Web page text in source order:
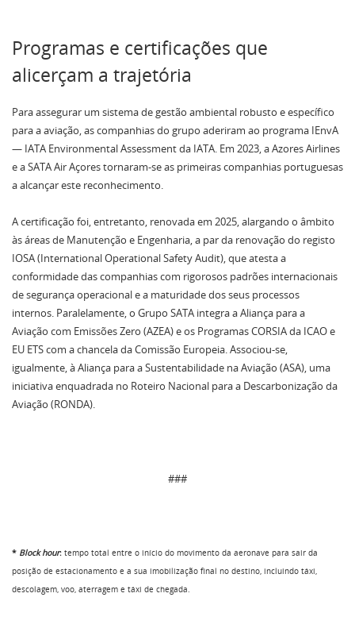
Programas e certificações que
alicerçam a trajetória
Para assegurar um sistema de gestão ambiental robusto e específico
para a aviação, as companhias do grupo aderiram ao programa IEnvA
— IATA Environmental Assessment da IATA. Em 2023, a Azores Airlines
e a SATA Air Açores tornaram-se as primeiras companhias portuguesas
a alcançar este reconhecimento.
A certificação foi, entretanto, renovada em 2025, alargando o âmbito
às áreas de Manutenção e Engenharia, a par da renovação do registo
IOSA (International Operational Safety Audit), que atesta a
conformidade das companhias com rigorosos padrões internacionais
de segurança operacional e a maturidade dos seus processos
internos. Paralelamente, o Grupo SATA integra a Aliança para a
Aviação com Emissões Zero (AZEA) e os Programas CORSIA da ICAO e
EU ETS com a chancela da Comissão Europeia. Associou-se,
igualmente, à Aliança para a Sustentabilidade na Aviação (ASA), uma
iniciativa enquadrada no Roteiro Nacional para a Descarbonização da
Aviação (RONDA).
###
* Block hour: tempo total entre o início do movimento da aeronave para sair da
posição de estacionamento e a sua imobilização final no destino, incluindo táxi,
descolagem, voo, aterragem e táxi de chegada.